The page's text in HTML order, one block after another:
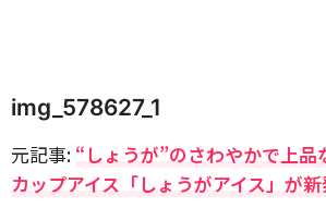
img_578627_1
元記事: “しょうが”のさわやかで上品
カップアイス「しょうがアイス」が